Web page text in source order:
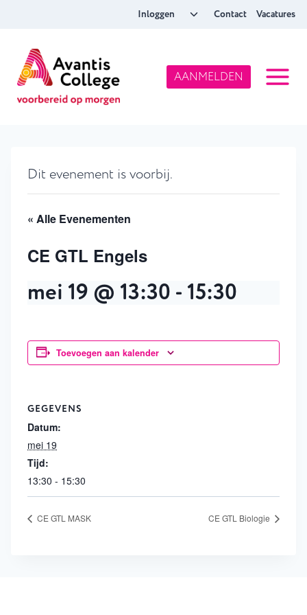
inhoud
Inloggen
ToggleContact Vacatures
AANMELDEN
Dit evenement is voorbij.
« Alle Evenementen
CE GTL Engels
mei 19 @ 13:30 - 15:30
Toevoegen aan kalender
GEGEVENS
Datum:
mei 19
Tijd:
13:30 - 15:30
CE GTL MASK CE GTL Biologie